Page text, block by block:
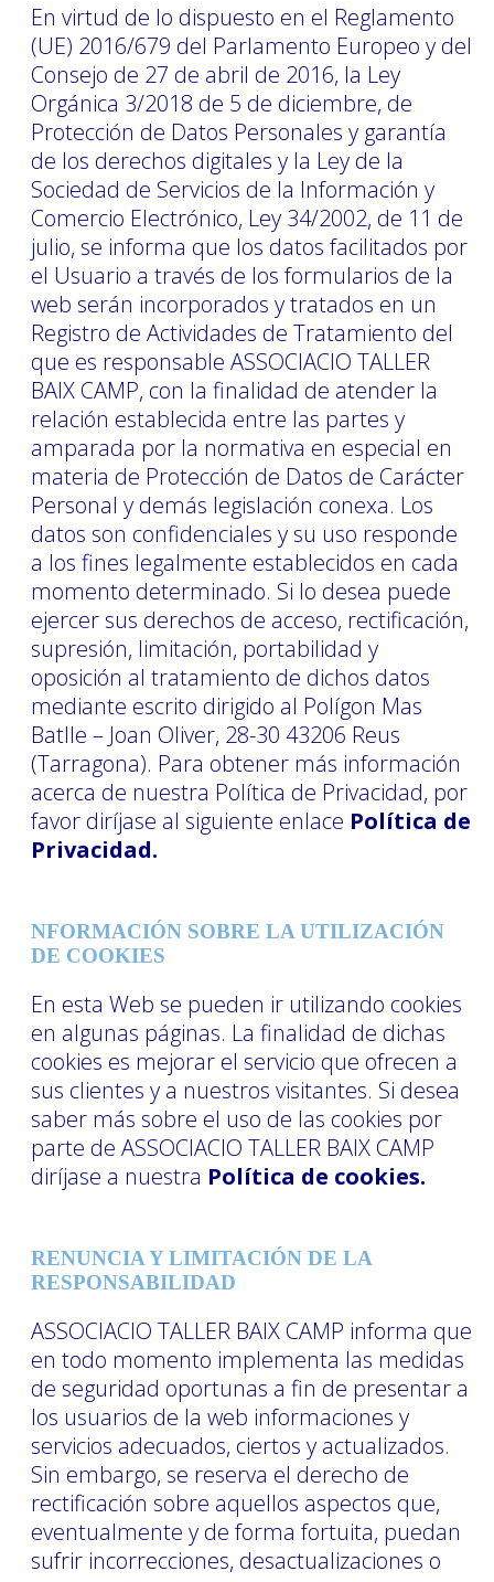
En virtud de lo dispuesto en el Reglamento
(UE) 2016/679 del Parlamento Europeo y del
Consejo de 27 de abril de 2016, la Ley
Orgánica 3/2018 de 5 de diciembre, de
Protección de Datos Personales y garantía
de los derechos digitales y la Ley de la
Sociedad de Servicios de la Información y
Comercio Electrónico, Ley 34/2002, de 11 de
julio, se informa que los datos facilitados por
el Usuario a través de los formularios de la
web serán incorporados y tratados en un
Registro de Actividades de Tratamiento del
que es responsable ASSOCIACIO TALLER
BAIX CAMP, con la finalidad de atender la
relación establecida entre las partes y
amparada por la normativa en especial en
materia de Protección de Datos de Carácter
Personal y demás legislación conexa. Los
datos son confidenciales y su uso responde
a los fines legalmente establecidos en cada
momento determinado. Si lo desea puede
ejercer sus derechos de acceso, rectificación,
supresión, limitación, portabilidad y
oposición al tratamiento de dichos datos
mediante escrito dirigido al Polígon Mas
Batlle – Joan Oliver, 28-30 43206 Reus
(Tarragona). Para obtener más información
acerca de nuestra Política de Privacidad, por
favor diríjase al siguiente enlace Política de
Privacidad.
NFORMACIÓN SOBRE LA UTILIZACIÓN
DE COOKIES
En esta Web se pueden ir utilizando cookies
en algunas páginas. La finalidad de dichas
cookies es mejorar el servicio que ofrecen a
sus clientes y a nuestros visitantes. Si desea
saber más sobre el uso de las cookies por
parte de ASSOCIACIO TALLER BAIX CAMP
diríjase a nuestra Política de cookies.
RENUNCIA Y LIMITACIÓN DE LA
RESPONSABILIDAD
ASSOCIACIO TALLER BAIX CAMP informa que
en todo momento implementa las medidas
de seguridad oportunas a fin de presentar a
los usuarios de la web informaciones y
servicios adecuados, ciertos y actualizados.
Sin embargo, se reserva el derecho de
rectificación sobre aquellos aspectos que,
eventualmente y de forma fortuita, puedan
sufrir incorrecciones, desactualizaciones o